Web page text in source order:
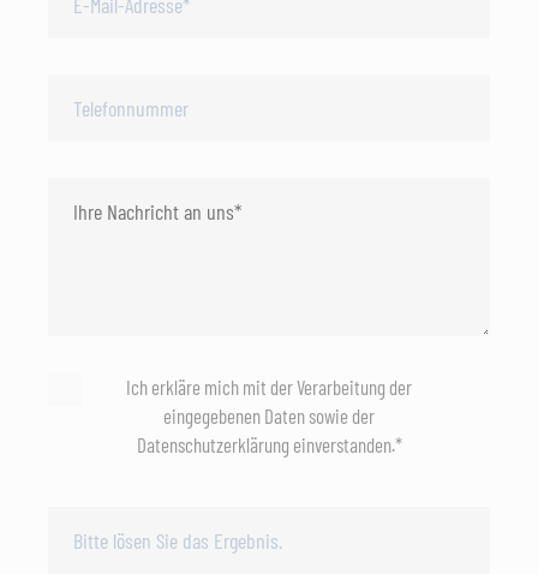
Ich erkläre mich mit der Verarbeitung der
eingegebenen Daten sowie der
Datenschutzerklärung einverstanden.*